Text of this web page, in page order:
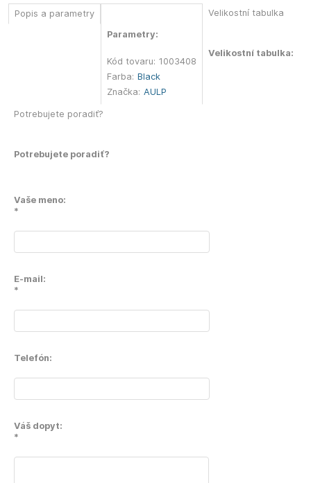
Popis a parametry
Parametry:
Kód tovaru: 1003408
Farba: Black
Značka: AULP
Velikostní tabulka
Velikostní tabulka:
Potrebujete poradiť?
Potrebujete poradiť?
Vaše meno:
*
E-mail:
*
Telefón:
Váš dopyt:
*